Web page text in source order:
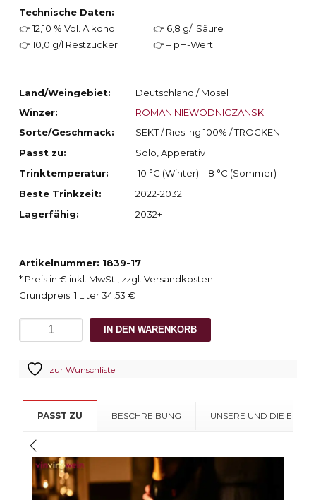
Technische Daten:
👉 12,10 % Vol. Alkohol
👉 6,8 g/l Säure
👉 10,0 g/l Restzucker
👉 – pH-Wert
Land/Weingebiet:
Deutschland / Mosel
Winzer:
ROMAN NIEWODNICZANSKI
Sorte/Geschmack:
SEKT / Riesling 100% / TROCKEN
Passt zu:
Solo, Apperativ
Trinktemperatur:
10 °C (Winter) – 8 °C (Sommer)
Beste Trinkzeit:
2022-2032
Lagerfähig:
2032+
Artikelnummer: 1839-17
* Preis in € inkl. MwSt., zzgl. Versandkosten
Grundpreis: 1 Liter 34,53 €
Van
1900
Brut
Menge
IN DEN WARENKORB
zur Wunschliste
PASST ZU BESCHREIBUNG UNSERE UND DIE